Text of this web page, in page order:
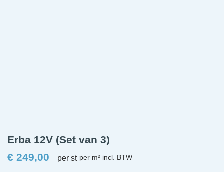
Erba 12V (Set van 3)
€ 249,00 per st